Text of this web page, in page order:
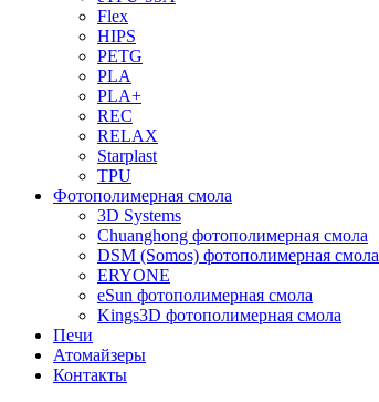
Flex
HIPS
PETG
PLA
PLA+
REC
RELAX
Starplast
TPU
Фотополимерная смола
3D Systems
Chuanghong фотополимерная смола
DSM (Somos) фотополимерная смола
ERYONE
eSun фотополимерная смола
Kings3D фотополимерная смола
Печи
Атомайзеры
Контакты